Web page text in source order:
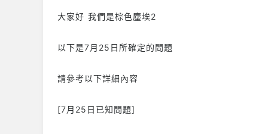
大家好 我們是棕色塵埃2
以下是7月25日所確定的問題
請參考以下詳細內容
[7月25日已知問題]